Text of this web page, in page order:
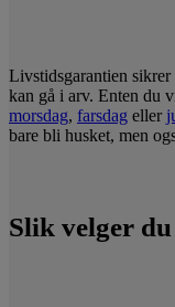
Livstidsgarantien
kan gå i arv. Enten du
morsdag, farsdag eller
bare bli husket, men
Slik velger